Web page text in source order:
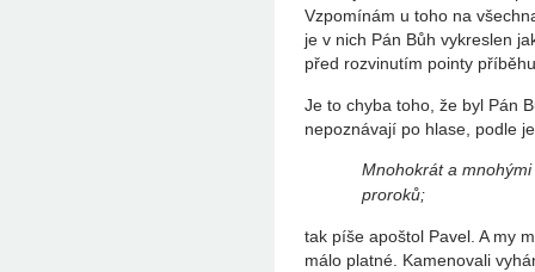
Vzpomínám u toho na
je v nich Pán Bůh vykreslen
před rozvinutím pointy
Je to chyba toho, že byl Pán
nepoznávají po hlase, podle
Mnohokrát a
proroků;
tak píše apoštol Pavel. A my
málo platné. Kamenovali